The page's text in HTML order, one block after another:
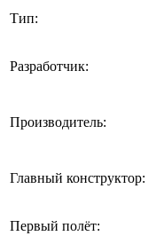
Тип:
Разработчик:
Производитель:
Главный конструктор:
Первый полёт: